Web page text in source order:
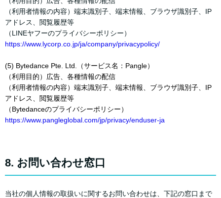
（利用者情報の内容）端末識別子、端末情報、ブラウザ識別子、IP
アドレス、閲覧履歴等
（LINEヤフーのプライバシーポリシー）
https://www.lycorp.co.jp/ja/company/privacypolicy/
(5) Bytedance Pte. Ltd.（サービス名：Pangle）
（利用目的）広告、各種情報の配信
（利用者情報の内容）端末識別子、端末情報、ブラウザ識別子、IP
アドレス、閲覧履歴等
（Bytedanceのプライバシーポリシー）
https://www.pangleglobal.com/jp/privacy/enduser-ja
8. お問い合わせ窓口
当社の個人情報の取扱いに関するお問い合わせは、下記の窓口まで